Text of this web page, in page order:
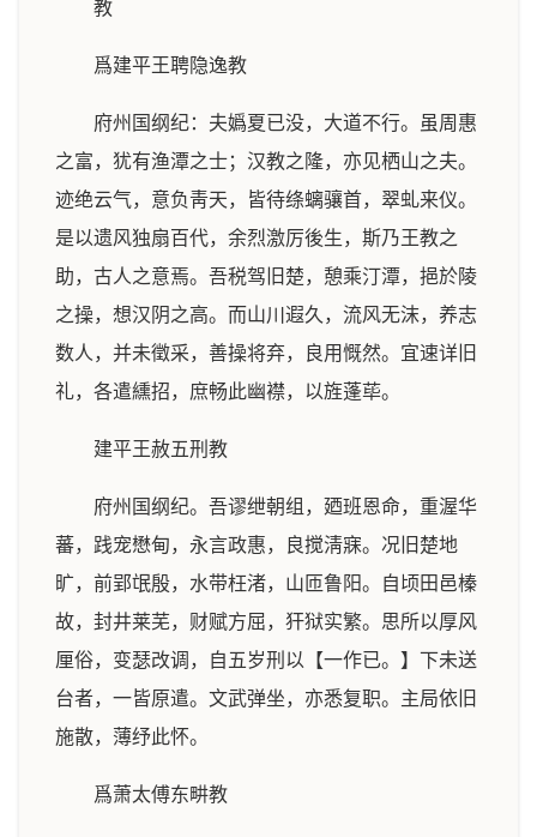
教
爲建平王聘隐逸教
府州国纲纪：夫嬀夏已没，大道不行。虽周惠
之富，犹有渔潭之士；汉教之隆，亦见栖山之夫。
迹绝云气，意负靑天，皆待绦螭骧首，翠虬来仪。
是以遗风独扇百代，余烈激厉後生，斯乃王教之
助，古人之意焉。吾税驾旧楚，憩乘汀潭，挹於陵
之操，想汉阴之高。而山川遐久，流风无沫，养志
数人，并未徵采，善操将弃，良用慨然。宜速详旧
礼，各遣纁招，庶畅此幽襟，以旌蓬荜。
建平王赦五刑教
府州国纲纪。吾谬绁朝组，廼班恩命，重渥华
蕃，践宠懋甸，永言政惠，良搅淸寐。况旧楚地
旷，前郢氓殷，水带枉渚，山匝鲁阳。自顷田邑榛
故，封井莱芜，财赋方屈，犴狱实繁。思所以厚风
厘俗，变瑟改调，自五岁刑以【一作已。】下未送
台者，一皆原遣。文武弹坐，亦悉复职。主局依旧
施散，薄纾此怀。
爲萧太傅东畊教